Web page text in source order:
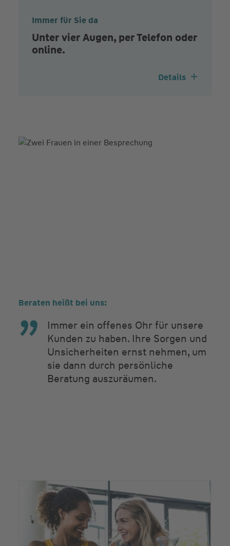
Immer für Sie da
Unter vier Augen, per Telefon oder
online.
Details
Beraten heißt bei uns:
Immer ein offenes Ohr für unsere
Kunden zu haben. Ihre Sorgen und
Unsicherheiten ernst nehmen, um
sie dann durch persönliche
Beratung auszuräumen.